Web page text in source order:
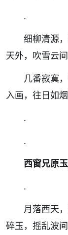
.
细柳清源
天外，吹雪云
几番寂寞
入画，往日如
.
.
西窗兄原
.
月落西天
碎玉，摇乱波